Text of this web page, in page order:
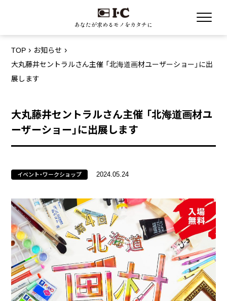
あなたが求めるモノをカタチに
TOP
お知らせ
大丸藤井セントラルさん主催 「北海道画材ユーザーショー」に出
展します
大丸藤井セントラルさん主催 「北海道画材ユ
ーザーショー」に出展します
イベント・ワークショップ 2024.05.24